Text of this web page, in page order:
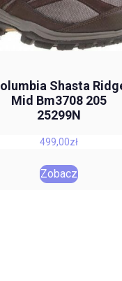
Shasta
Mid Bm3708 205
25299N
499,00zł
Zobacz